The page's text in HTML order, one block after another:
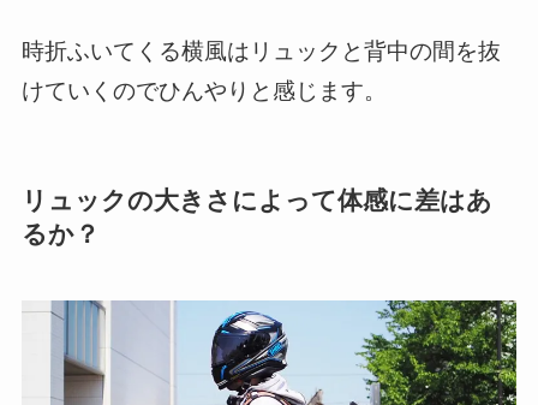
時折ふいてくる横風はリュックと背中の間を抜
けていくのでひんやりと感じます。
リュックの大きさによって体感に差はあ
るか？